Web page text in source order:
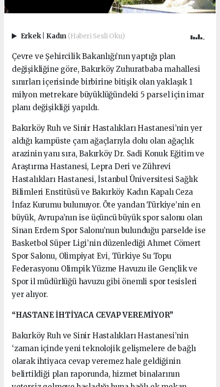
Erkek Kadın (Haberi Sesli Oku)
Çevre ve Şehircilik Bakanlığı’nın yaptığı plan
değişikliğine göre, Bakırköy Zuhuratbaba mahallesi
sınırları içerisinde birbirine bitişik olan yaklaşık 1
milyon metrekare büyüklüğündeki 5 parsel için imar
planı değişikliği yapıldı.
Bakırköy Ruh ve Sinir Hastalıkları Hastanesi’nin yer
aldığı kampüste çam ağaçlarıyla dolu olan ağaçlık
arazinin yanı sıra, Bakırköy Dr. Sadi Konuk Eğitim ve
Araştırma Hastanesi, Lepra Deri ve Zührevi
Hastalıkları Hastanesi, İstanbul Üniversitesi Sağlık
Bilimleri Enstitüsü ve Bakırköy Kadın Kapalı Ceza
İnfaz Kurumu bulunuyor. Öte yandan Türkiye’nin en
büyük, Avrupa’nın ise üçüncü büyük spor salonu olan
Sinan Erdem Spor Salonu’nun bulunduğu parselde ise
Basketbol Süper Ligi’nin düzenlediği Ahmet Cömert
Spor Salonu, Olimpiyat Evi, Türkiye Su Topu
Federasyonu Olimpik Yüzme Havuzu ile Gençlik ve
Spor il müdürlüğü havuzu gibi önemli spor tesisleri
yer alıyor.
“HASTANE İHTİYACA CEVAP VEREMİYOR”
Bakırköy Ruh ve Sinir Hastalıkları Hastanesi’nin
‘zaman içinde yeni teknolojik gelişmelere de bağlı
olarak ihtiyaca cevap veremez hale geldiğinin
belirtildiği plan raporunda, hizmet binalarının